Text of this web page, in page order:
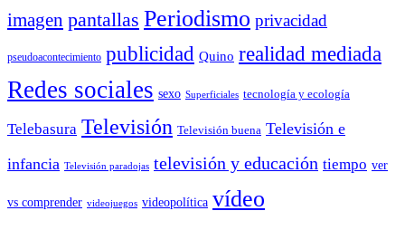
imagen pantallas Periodismo privacidad
pseudoacontecimiento publicidad Quino realidad mediada
Redes sociales sexo Superficiales tecnología y ecología
Telebasura Televisión Televisión buena Televisión e
infancia Televisión paradojas televisión y educación tiempo ver
vs comprender videojuegos videopolítica vídeo